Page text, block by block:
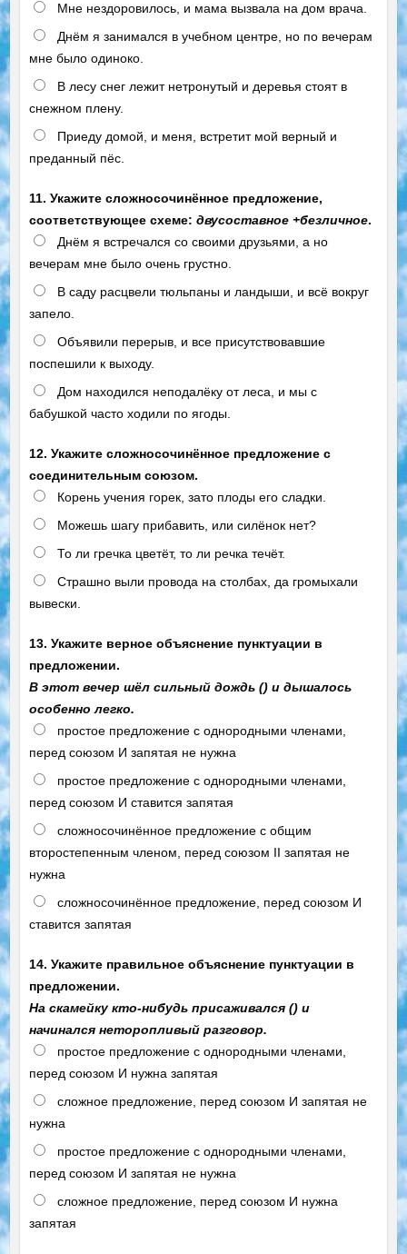
Мне нездоровилось, и мама вызвала на дом врача.
Днём я занимался в учебном центре, но по вечерам
мне было одиноко.
В лесу снег лежит нетронутый и деревья стоят в
снежном плену.
Приеду домой, и меня, встретит мой верный и
преданный пёс.
11. Укажите сложносочинённое предложение,
соответствующее схеме: двусоставное +безличное.
Днём я встречался со своими друзьями, а но
вечерам мне было очень грустно.
В саду расцвели тюльпаны и ландыши, и всё вокруг
запело.
Объявили перерыв, и все присутствовавшие
поспешили к выходу.
Дом находился неподалёку от леса, и мы с
бабушкой часто ходили по ягоды.
12. Укажите сложносочинённое предложение с
соединительным союзом.
Корень учения горек, зато плоды его сладки.
Можешь шагу прибавить, или силёнок нет?
То ли гречка цветёт, то ли речка течёт.
Страшно выли провода на столбах, да громыхали
вывески.
13. Укажите верное объяснение пунктуации в
предложении.
В этот вечер шёл сильный дождь () и дышалось
особенно легко.
простое предложение с однородными членами,
перед союзом И запятая не нужна
простое предложение с однородными членами,
перед союзом И ставится запятая
сложносочинённое предложение с общим
второстепенным членом, перед союзом II запятая не
нужна
сложносочинённое предложение, перед союзом И
ставится запятая
14. Укажите правильное объяснение пунктуации в
предложении.
На скамейку кто-нибудь присаживался () и
начинался неторопливый разговор.
простое предложение с однородными членами,
перед союзом И нужна запятая
сложное предложение, перед союзом И запятая не
нужна
простое предложение с однородными членами,
перед союзом И запятая не нужна
сложное предложение, перед союзом И нужна
запятая